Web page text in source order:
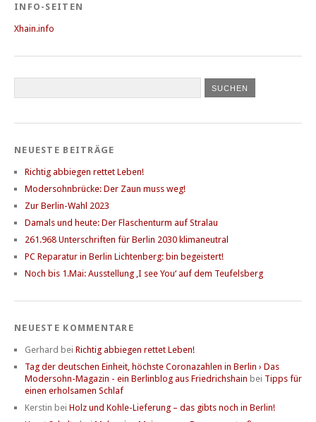
INFO-SEITEN
Xhain.info
NEUESTE BEITRÄGE
Richtig abbiegen rettet Leben!
Modersohnbrücke: Der Zaun muss weg!
Zur Berlin-Wahl 2023
Damals und heute: Der Flaschenturm auf Stralau
261.968 Unterschriften für Berlin 2030 klimaneutral
PC Reparatur in Berlin Lichtenberg: bin begeistert!
Noch bis 1.Mai: Ausstellung ‚I see You‘ auf dem Teufelsberg
NEUESTE KOMMENTARE
Gerhard bei Richtig abbiegen rettet Leben!
Tag der deutschen Einheit, höchste Coronazahlen in Berlin › Das
Modersohn-Magazin - ein Berlinblog aus Friedrichshain bei Tipps für
einen erholsamen Schlaf
Kerstin bei Holz und Kohle-Lieferung – das gibts noch in Berlin!